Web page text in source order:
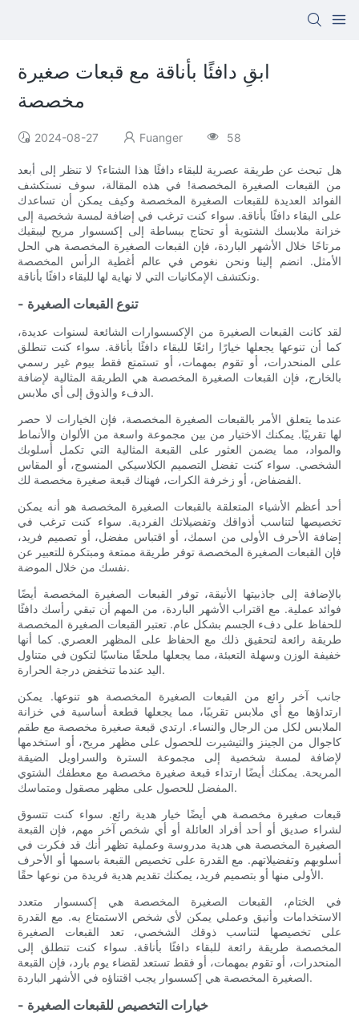
ابقِ دافئًا بأناقة مع قبعات صغيرة
مخصصة
2024-08-27 Fuanger 58
هل تبحث عن طريقة عصرية للبقاء دافئًا هذا الشتاء؟ لا تنظر إلى أبعد
من القبعات الصغيرة المخصصة! في هذه المقالة، سوف نستكشف
الفوائد العديدة للقبعات الصغيرة المخصصة وكيف يمكن أن تساعدك
على البقاء دافئًا بأناقة. سواء كنت ترغب في إضافة لمسة شخصية إلى
خزانة ملابسك الشتوية أو تحتاج ببساطة إلى إكسسوار مريح ليبقيك
مرتاحًا خلال الأشهر الباردة، فإن القبعات الصغيرة المخصصة هي الحل
الأمثل. انضم إلينا ونحن نغوص في عالم أغطية الرأس المخصصة
ونكتشف الإمكانيات التي لا نهاية لها للبقاء دافئًا بأناقة.
- تنوع القبعات الصغيرة
لقد كانت القبعات الصغيرة من الإكسسوارات الشائعة لسنوات عديدة،
كما أن تنوعها يجعلها خيارًا رائعًا للبقاء دافئًا بأناقة. سواء كنت تنطلق
على المنحدرات، أو تقوم بمهمات، أو تستمتع فقط بيوم غير رسمي
بالخارج، فإن القبعات الصغيرة المخصصة هي الطريقة المثالية لإضافة
الدفء والذوق إلى أي ملابس.
عندما يتعلق الأمر بالقبعات الصغيرة المخصصة، فإن الخيارات لا حصر
لها تقريبًا. يمكنك الاختيار من بين مجموعة واسعة من الألوان والأنماط
والمواد، مما يضمن العثور على القبعة المثالية التي تكمل أسلوبك
الشخصي. سواء كنت تفضل التصميم الكلاسيكي المنسوج، أو المقاس
الفضفاض، أو زخرفة الكرات، فهناك قبعة صغيرة مخصصة لك.
أحد أعظم الأشياء المتعلقة بالقبعات الصغيرة المخصصة هو أنه يمكن
تخصيصها لتناسب أذواقك وتفضيلاتك الفردية. سواء كنت ترغب في
إضافة الأحرف الأولى من اسمك، أو اقتباس مفضل، أو تصميم فريد،
فإن القبعات الصغيرة المخصصة توفر طريقة ممتعة ومبتكرة للتعبير عن
نفسك من خلال الموضة.
بالإضافة إلى جاذبيتها الأنيقة، توفر القبعات الصغيرة المخصصة أيضًا
فوائد عملية. مع اقتراب الأشهر الباردة، من المهم أن تبقي رأسك دافئًا
للحفاظ على دفء الجسم بشكل عام. تعتبر القبعات الصغيرة المخصصة
طريقة رائعة لتحقيق ذلك مع الحفاظ على المظهر العصري. كما أنها
خفيفة الوزن وسهلة التعبئة، مما يجعلها ملحقًا مناسبًا لتكون في متناول
اليد عندما تنخفض درجة الحرارة.
جانب آخر رائع من القبعات الصغيرة المخصصة هو تنوعها. يمكن
ارتداؤها مع أي ملابس تقريبًا، مما يجعلها قطعة أساسية في خزانة
الملابس لكل من الرجال والنساء. ارتدي قبعة صغيرة مخصصة مع طقم
كاجوال من الجينز والتيشيرت للحصول على مظهر مريح، أو استخدمها
لإضافة لمسة شخصية إلى مجموعة السترة والسراويل الضيقة
المريحة. يمكنك أيضًا ارتداء قبعة صغيرة مخصصة مع معطفك الشتوي
المفضل للحصول على مظهر مصقول ومتماسك.
قبعات صغيرة مخصصة هي أيضًا خيار هدية رائع. سواء كنت تتسوق
لشراء صديق أو أحد أفراد العائلة أو أي شخص آخر مهم، فإن القبعة
الصغيرة المخصصة هي هدية مدروسة وعملية تظهر أنك قد فكرت في
أسلوبهم وتفضيلاتهم. مع القدرة على تخصيص القبعة باسمها أو الأحرف
الأولى منها أو بتصميم فريد، يمكنك تقديم هدية فريدة من نوعها حقًا.
في الختام، القبعات الصغيرة المخصصة هي إكسسوار متعدد
الاستخدامات وأنيق وعملي يمكن لأي شخص الاستمتاع به. مع القدرة
على تخصيصها لتناسب ذوقك الشخصي، تعد القبعات الصغيرة
المخصصة طريقة رائعة للبقاء دافئًا بأناقة. سواء كنت تنطلق إلى
المنحدرات، أو تقوم بمهمات، أو فقط تستعد لقضاء يوم بارد، فإن القبعة
الصغيرة المخصصة هي إكسسوار يجب اقتناؤه في الأشهر الباردة.
- خيارات التخصيص للقبعات الصغيرة